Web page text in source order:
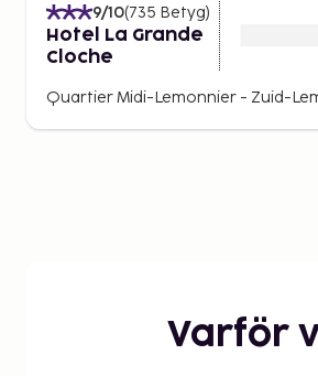
till Heysel.
9/10(735 Betyg)
Hotel La Grande
Cloche
Varför